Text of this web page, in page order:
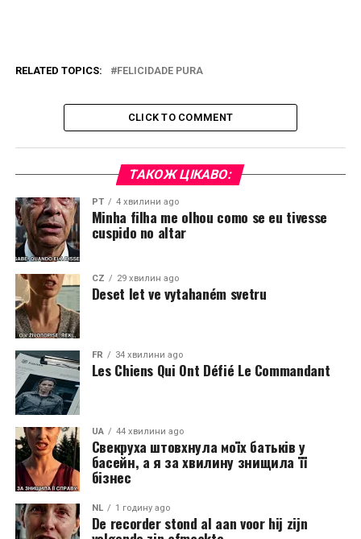
RELATED TOPICS: FELICIDADE PURA
CLICK TO COMMENT
ТАКОЖ ЦІКАВО:
PT 4 хвилини ago
Minha filha me olhou como se eu tivesse
cuspido no altar
CZ 29 хвилин ago
Deset let ve vytahaném svetru
FR 34 хвилини ago
Les Chiens Qui Ont Défié Le Commandant
UA 44 хвилини ago
Свекруха штовхнула моїх батьків у
басейн, а я за хвилину знищила її
бізнес
NL 1 годину ago
De recorder stond al aan voor hij zijn